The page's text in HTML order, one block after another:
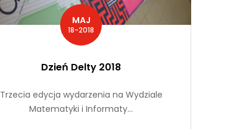
MAJ
18-2018
Dzień Delty 2018
Trzecia edycja wydarzenia na Wydziale
Matematyki i Informaty...